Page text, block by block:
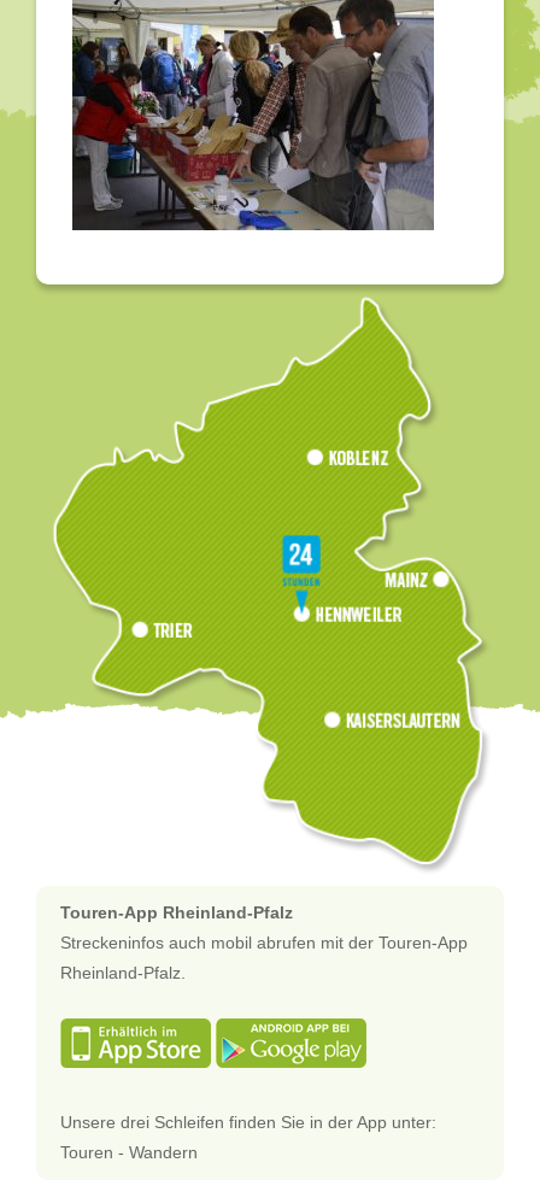
Touren-App Rheinland-Pfalz
Streckeninfos auch mobil abrufen mit der Touren-App
Rheinland-Pfalz.
Unsere drei Schleifen finden Sie in der App unter:
Touren - Wandern